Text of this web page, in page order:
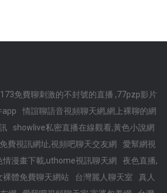
免費聊刺激的不封號的直播 ,77pzp影片
app
情誼聊語音視頻聊天網,網上裸聊的網
showlive私密直播在線觀看,黃色小說網
費視訊網址,視頻吧聊天交友網
愛幫網視
情漫畫下載,uthome視訊聊天網
夜色直播,
裸體免費聊天網站 台灣麗人聊天室
真人